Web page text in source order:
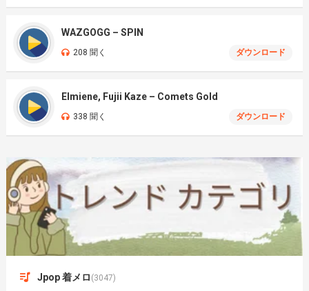
WAZGOGG – SPIN
208 聞く ダウンロード
Elmiene, Fujii Kaze – Comets Gold
338 聞く ダウンロード
Jpop 着メロ (3047)